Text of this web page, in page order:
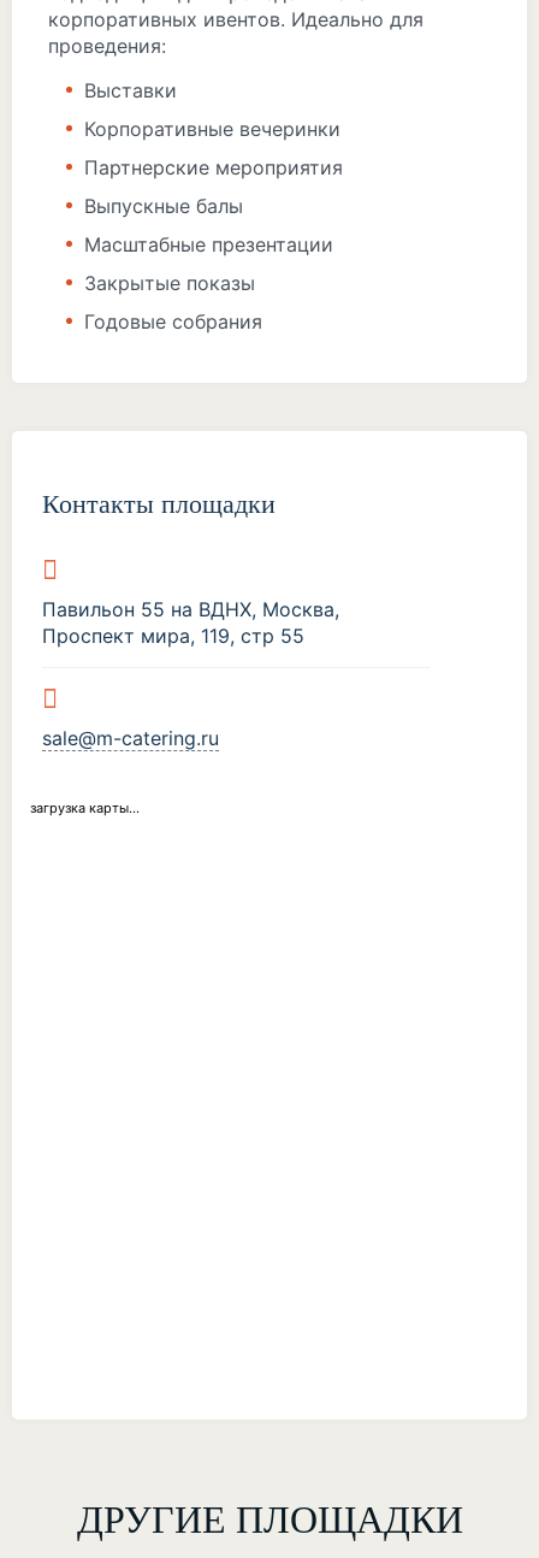
корпоративных ивентов. Идеально для
проведения:
Выставки
Корпоративные вечеринки
Партнерские мероприятия
Выпускные балы
Масштабные презентации
Закрытые показы
Годовые собрания
Контакты площадки
Павильон 55 на ВДНХ, Москва,
Проспект мира, 119, стр 55
sale@m-catering.ru
загрузка карты...
ДРУГИЕ ПЛОЩАДКИ